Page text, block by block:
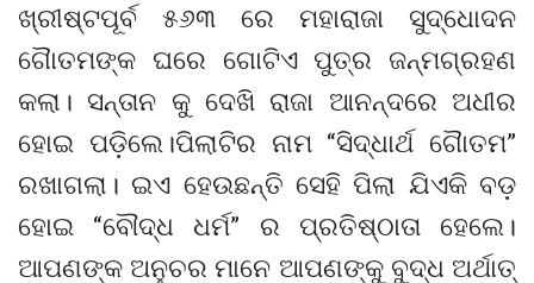
ଖ୍ରୀଷ୍ଟପୂର୍ବ ୫୬୩ ରେ ମହାରାଜା ସୁଦ୍ଧୋଦନ
ଗୈାତମଙ୍କ ଘରେ ଗୋଟିଏ ପୁତ୍ର ଜନ୍ମଗ୍ରହଣ
କଲା। ସନ୍ତାନ କୁ ଦେଖି ରାଜା ଆନନ୍ଦରେ ଅଧୀର
ହୋଇ ପଡ଼ିଲେ।ପିଲାଟିର ନାମ “ସିଦ୍ଧାର୍ଥ ଗୈାତମ”
ରଖାଗଲା। ଇଏ ହେଉଛନ୍ତି ସେହି ପିଲା ଯିଏକି ବଡ଼
ହୋଇ “ବୌଦ୍ଧ ଧର୍ମ” ର ପ୍ରତିଷ୍ଠାତା ହେଲେ।
ଆପଣଙ୍କ ଅନୁଚର ମାନେ ଆପଣଙ୍କୁ ବୁଦ୍ଧ ଅର୍ଥାତ୍